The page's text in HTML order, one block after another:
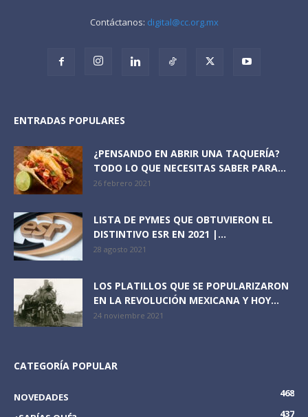
Contáctanos: digital@cc.org.mx
ENTRADAS POPULARES
¿PENSANDO EN ABRIR UNA TAQUERÍA?
TODO LO QUE NECESITAS SABER PARA...
26 febrero 2021
LISTA DE PYMES QUE OBTUVIERON EL
DISTINTIVO ESR EN 2021 |...
28 agosto 2021
LOS PLATILLOS QUE SE POPULARIZARON
EN LA REVOLUCIÓN MEXICANA Y HOY...
24 noviembre 2021
CATEGORÍA POPULAR
NOVEDADES
468
437